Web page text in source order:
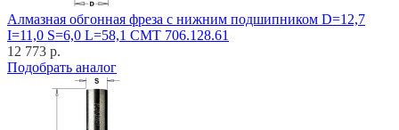
Алмазная обгонная фреза с нижним подшипником D=12,7
I=11,0 S=6,0 L=58,1 CMT 706.128.61
12 773 р.
Подобрать аналог